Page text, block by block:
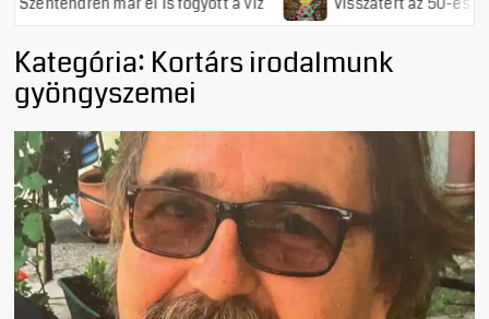
Kategória: Kortárs irodalmunk
gyöngyszemei